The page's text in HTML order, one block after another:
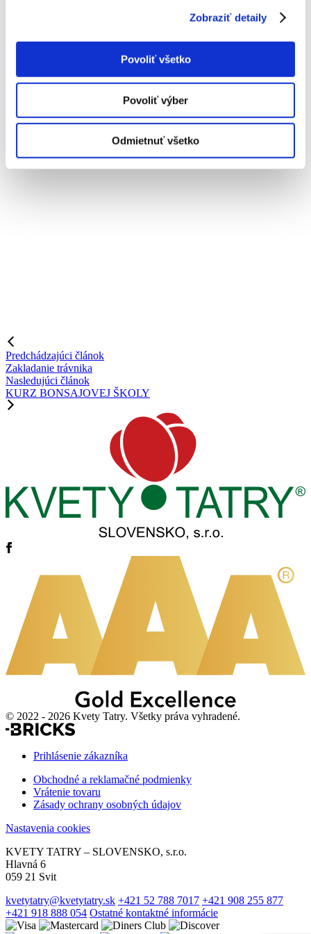
Zobraziť detaily
Povoliť všetko
Povoliť výber
Odmietnuť všetko
radosť návštevníkom. O to viac nás teší, že sme mohli toto dielo
realizovať od návrhu, cez technické spracovanie až po konečnú
Predchádzajúci článok
Zakladanie trávnika
Nasledujúci článok
KURZ BONSAJOVEJ ŠKOLY
© 2022 - 2026 Kvety Tatry. Všetky práva vyhradené.
Prihlásenie zákazníka
Obchodné a reklamačné podmienky
Vrátenie tovaru
Zásady ochrany osobných údajov
Nastavenia cookies
KVETY TATRY – SLOVENSKO, s.r.o.
Hlavná 6
059 21 Svit
kvetytatry@kvetytatry.sk +421 52 788 7017 +421 908 255 877
+421 918 888 054 Ostatné kontaktné informácie